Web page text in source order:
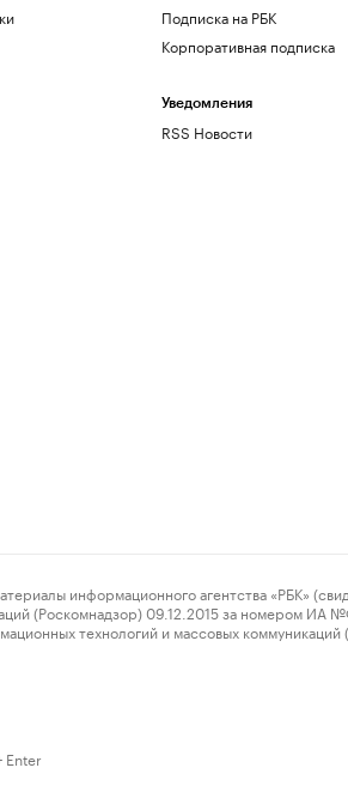
Подписка на РБК
Корпоративная подписка
Уведомления
RSS Новости
информационного агентства «РБК»
(Роскомнадзор) 09.12.2015 за номером ИА
технологий и массовых
Enter